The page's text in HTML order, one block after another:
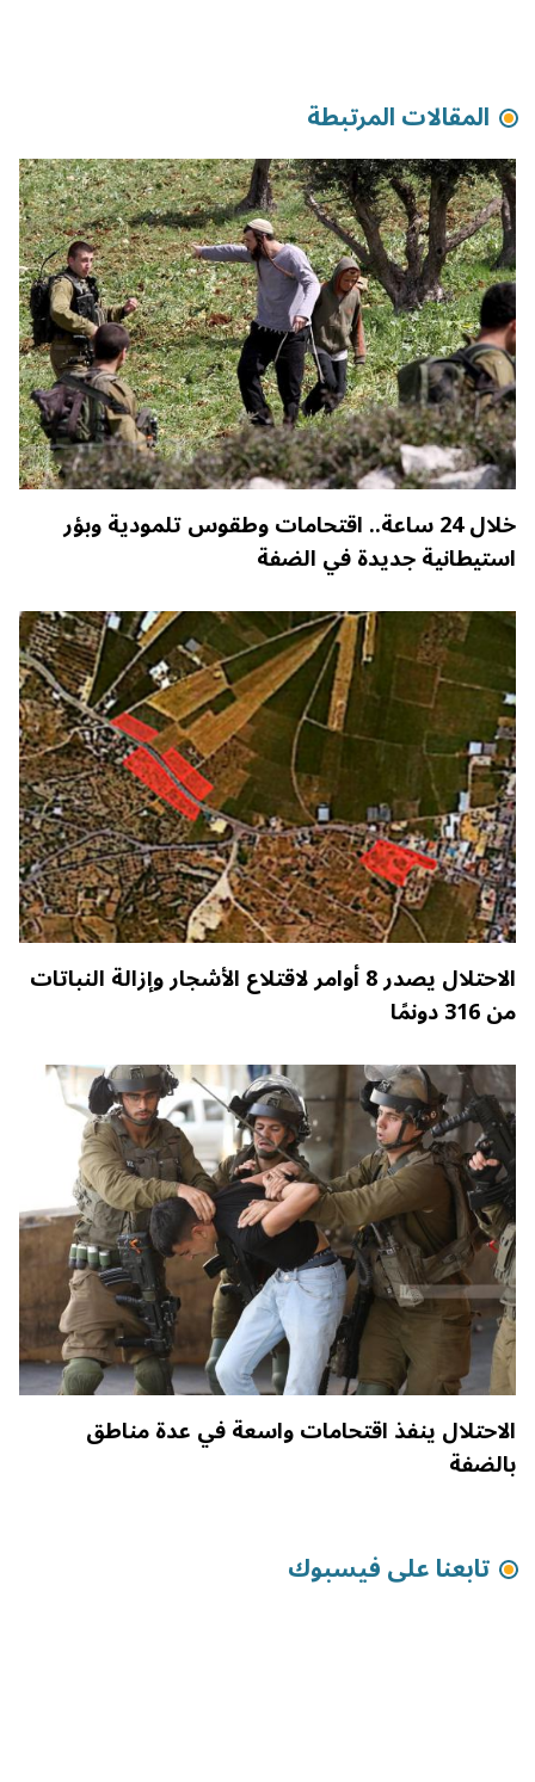
المقالات المرتبطة
خلال 24 ساعة.. اقتحامات وطقوس تلمودية وبؤر
استيطانية جديدة في الضفة
الاحتلال يصدر 8 أوامر لاقتلاع الأشجار وإزالة النباتات
من 316 دونمًا
الاحتلال ينفذ اقتحامات واسعة في عدة مناطق
بالضفة
تابعنا على فيسبوك